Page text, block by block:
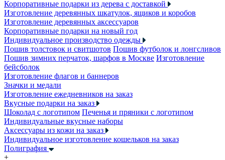
Корпоративные подарки из дерева с доставкой
Изготовление деревянных шкатулок, ящиков и коробов
Изготовление деревянных аксессуаров
Корпоративные подарки на новый год
Индивидуальное производство одежды
Пошив толстовок и свитшотов Пошив футболок и лонгсливов
Пошив зимних перчаток, шарфов в Москве Изготовление
бейсболок
Изготовление флагов и баннеров
Значки и медали
Изготовление ежедневников на заказ
Вкусные подарки на заказ
Шоколад с логотипом Печенья и пряники с логотипом
Индивидуальные вкусные наборы
Аксессуары из кожи на заказ
Индивидуальное изготовление кошельков на заказ
Полиграфия
+